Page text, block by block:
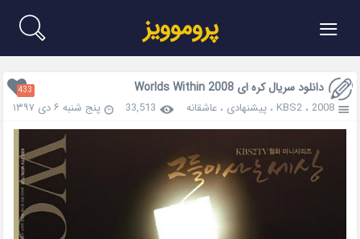
≡ پروموویز
دانلود سریال کره ای Worlds Within 2008 433
2008 ،KBS2 ،پیشنهادی ،عاشقانه 33,513 پنج شنبه ۶ دی ۱۳۹۷